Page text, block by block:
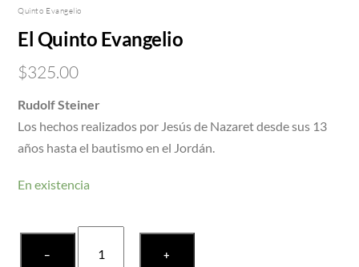
Quinto Evangelio
El Quinto Evangelio
$325.00
Rudolf Steiner
Los hechos realizados por Jesús de Nazaret desde sus 13
años hasta el bautismo en el Jordán.
En existencia
−
Quinto
+